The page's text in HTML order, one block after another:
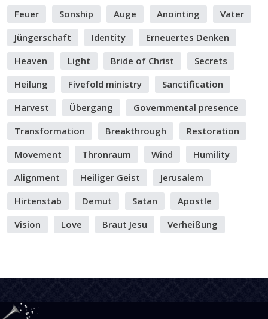
Feuer
Sonship Auge Anointing
Vater
Jüngerschaft
Identity
Erneuertes Denken
Heaven
Light Bride of Christ
Secrets
Heilung
Fivefold ministry
Sanctification
Harvest
Übergang
Governmental presence
Transformation
Breakthrough
Restoration
Movement
Thronraum Wind
Humility
Alignment
Heiliger Geist
Jerusalem
Hirtenstab
Demut Satan
Apostle
Vision
Love Braut Jesu Verheißung